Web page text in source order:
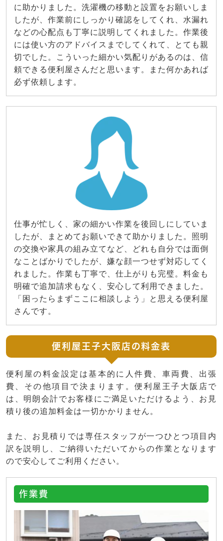
に助かりました。洗濯機の移動と設置をお願いしま
したが、作業前にしっかり確認をしてくれ、水漏れ
などの心配点も丁寧に説明してくれました。作業後
には使い方のアドバイスまでしてくれて、とても親
切でした。こういった細かい気配りがあるのは、信
頼できる便利屋さんだと思います。また何かあれば
必ず依頼します。
仕事が忙しく、家の細かい作業を後回しにしていま
したが、まとめてお願いできて助かりました。照明
の交換や家具の組み立てなど、どれも自分では面倒
なことばかりでしたが、嫌な顔一つせず対応してく
れました。作業も丁寧で、仕上がりも完璧。料金も
明確で追加請求もなく、安心して利用できました。
「困ったらまずここに相談しよう」と思える便利屋
さんです。
便利屋王子大阪店の料金表
便利屋の料金設定は基本的に人件費、車両費、出張
費、その他項目で決まります。便利屋王子大阪店で
は、明朗会計でお客様にご満足いただけるよう、お見
積り後の追加料金は一切かかりません。
また、お見積りでは専任スタッフが一つひとつ項目内
訳を説明し、ご納得いただいてからの作業となります
ので安心してご利用ください。
作業費